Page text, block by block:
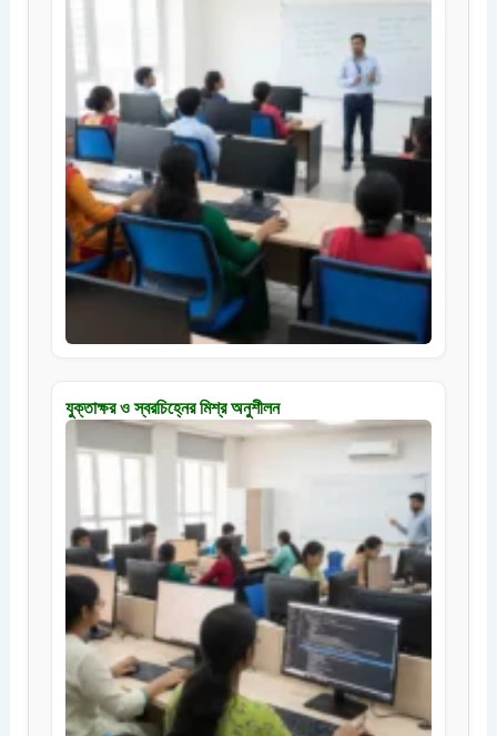
যুক্তাক্ষর ও স্বরচিহ্নের মিশ্র অনুশীলন